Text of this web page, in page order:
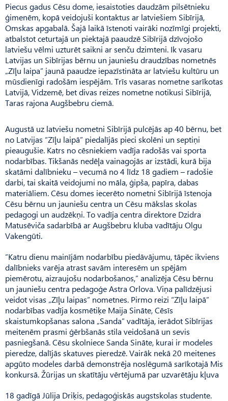
Piecus gadus Cēsu dome, iesaistoties daudzām pilsētnieku
ģimenēm, kopā veidojuši kontaktus ar latviešiem Sibīrijā,
Omskas apgabalā. Šajā laikā īstenoti vairāki nozīmīgi projekti,
atbalstot ceturtajā un piektajā paaudzē Sibīrijā dzīvojošo
latviešu vēlmi uzturēt saikni ar senču dzimteni. Ik vasaru
Latvijas un Sibīrijas bērnu un jauniešu draudzības nometnēs
„Zīļu laipa” jaunā paaudze iepazīstināta ar latviešu kultūru un
mūsdienīgi radošām iespējām. Trīs vasaras nometne sarīkotas
Latvijā, Vidzemē, bet divas reizes nometne notikusi Sibīrijā,
Taras rajona Augšbebru ciemā.
Augustā uz latviešu nometni Sibīrijā pulcējās ap 40 bērnu, bet
no Latvijas “Zīļu laipā” piedalījās pieci skolēni un septiņi
pieaugušie. Katrs no cēsniekiem vadīja radošās vai sporta
nodarbības. Tikšanās nedēļa vainagojās ar izstādi, kurā bija
skatāmi dalībnieku – vecumā no 4 līdz 18 gadiem – radošie
darbi, tai skaitā veidojumi no māla, ģipša, papīra, dabas
materiāliem. Cēsu domes iecerēto nometni Sibīrijā īstenoja
Cēsu bērnu un jauniešu centra un Cēsu mākslas skolas
pedagogi un audzēkņi. To vadīja centra direktore Dzidra
Matusēviča sadarbībā ar Augšbebru kluba vadītāju Olgu
Vakengūti.
”Katru dienu mainījām nodarbību piedāvājumu, tāpēc ikviens
dalībnieks varēja atrast savām interesēm un spējām
piemērotu, aizraujošu nodarbošanos,” analizēja Cēsu bērnu
un jauniešu centra pedagoģe Astra Orlova. Viņa palīdzējusi
veidot visas „Zīļu laipas” nometnes. Pirmo reizi “Zīļu laipā”
nodarbības vadīja kosmētiķe Maija Sināte, Cēsīs
skaistumkopšanas salona „Sanda” vadītāja, ierādot Sibīrijas
meitenēm prasmi ģērbšanās stila veidošanā un sevis
pasniegšanā. Cēsu skolniece Sanda Sināte, kurai ir modeles
pieredze, dalījās skatuves pieredzē. Vairāk nekā 20 meitenes
apgūto modeles darbā demonstrēja noslēgumā sarīkotajā Mis
konkursā. Žūrijas un skatītāju vērtējumā par uzvarētāju kļuva
18 gadīgā Jūlija Driķis, pedagoģiskās augstskolas studente.